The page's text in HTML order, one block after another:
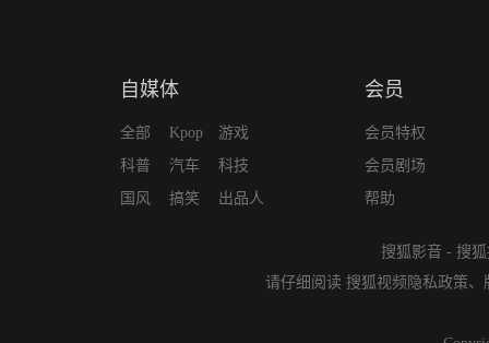
自媒体
全部
科普
国风
Kpop
汽车
搞笑
游戏
科技
出品人
会员
会员特权
会员剧场
帮助
搜狐影音 - 搜
请仔细阅读 搜狐视频隐私政策、